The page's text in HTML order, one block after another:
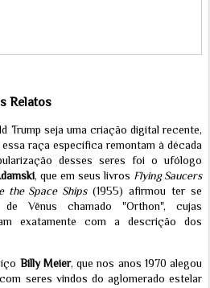
Relatos
Trump seja uma criação digital recente,
raça específica remontam à década
desses seres foi o ufólogo
, que em seus livros Flying Saucers
the Space Ships(1955) afirmou ter se
Vênus chamado "Orthon", cujas
exatamente com a descrição dos
Billy Meier, que nos anos 1970 alegou
seres vindos do aglomerado estelar